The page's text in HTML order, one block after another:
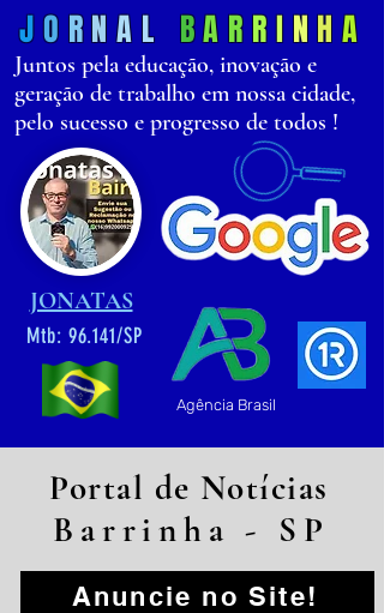
JO RNAL BARRI NHA
Juntos pela educação, inovação e
geração de trabalho em nossa cidade,
pelo sucesso e progresso de todos !
JONATAS
Mtb: 96.141/SP
Agência Brasil
Anuncie no Site!
Barrinha - SP
Portal de Notícias